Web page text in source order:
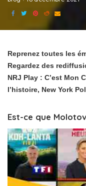
Reprenez toutes les
Regardez des
NRJ Play : C’est Mon
l’histoire, New York
Est-ce que